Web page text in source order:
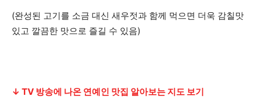
(완성된 고기를 소금 대신 새우젓과 함께 먹으면 더욱 감칠맛
있고 깔끔한 맛으로 즐길 수 있음)
↓ TV 방송에 나온 연예인 맛집 알아보는 지도 보기